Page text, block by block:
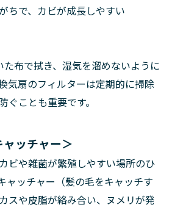
ちで、カビが成長しやすい
布で拭き、湿気を溜めないように
気扇のフィルターは定期的に掃除
ぐことも重要です。
ッチャー＞
ビや雑菌が繁殖しやすい場所のひ
ャッチャー（髪の毛をキャッチす
スや皮脂が絡み合い、ヌメリが発